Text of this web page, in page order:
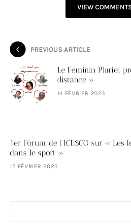
VIEW
PREVIOUS ARTICLE
Le Féminin Pluriel
distance »
14 FÉVRIER 2023
1er Forum de l’ICESCO sur « Les
dans le sport »
15 FÉVRIER 2023